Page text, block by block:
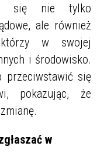
się nie tylko
ale również
w swojej
i środowisko.
przeciwstawić się
pokazując, że
w